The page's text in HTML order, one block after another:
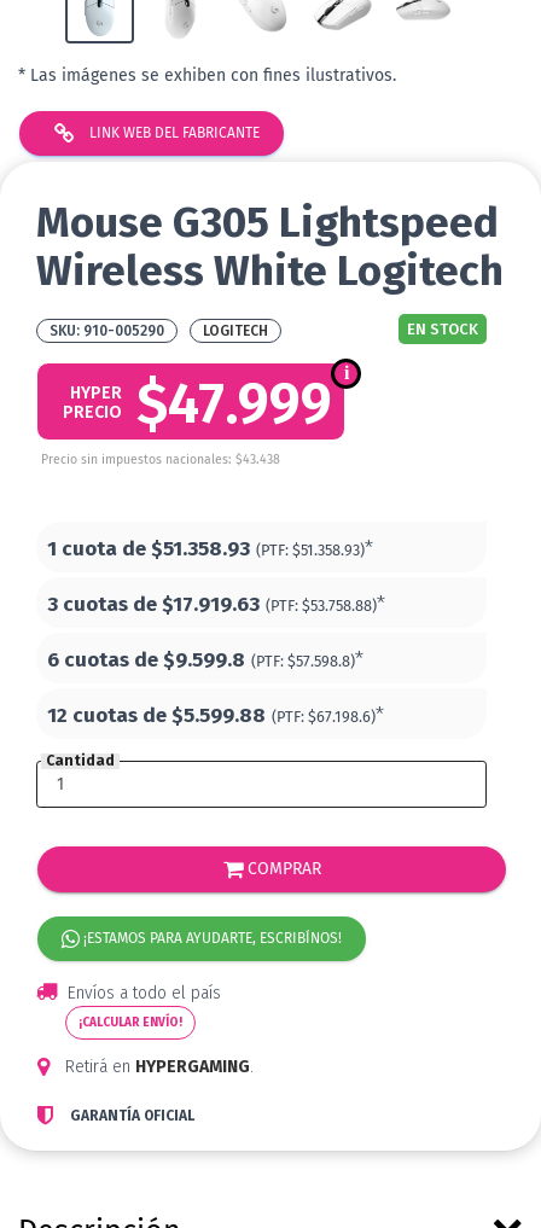
* Las imágenes se exhiben con fines ilustrativos.
LINK WEB DEL FABRICANTE
Mouse G305 Lightspeed
Wireless White Logitech
910-005290 EN STOCK
LOGITECH
$47.999
HYPER
PRECIO
Precio sin impuestos nacionales: $43.438
1 cuota de$51.358.93 (PTF: $51.358.93)*
3 cuotas de$17.919.63 (PTF: $53.758.88)*
6 cuotas de$9.599.8 (PTF: $57.598.8)*
12 cuotas de$5.599.88 (PTF: $67.198.6)*
Cantidad
COMPRAR
¡ESTAMOS PARA AYUDARTE, ESCRIBÍNOS!
Envíos a todo el país
¡CALCULAR ENVÍO!
Retirá en HYPERGAMING.
GARANTÍA OFICIAL